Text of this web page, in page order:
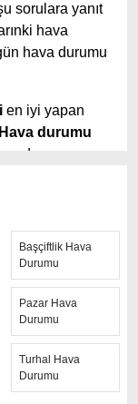
sorulara yanıt
hava
hava durumu
en iyi yapan
Hava durumu
durumu
güne kadar
durumu
alan geniş
ile
sitede
bulutların
Başçiftlik Hava
Durumu
Pazar Hava
Durumu
Turhal Hava
Durumu